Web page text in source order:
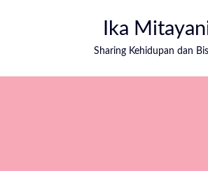
Ika
Sharing Kehidupan dan